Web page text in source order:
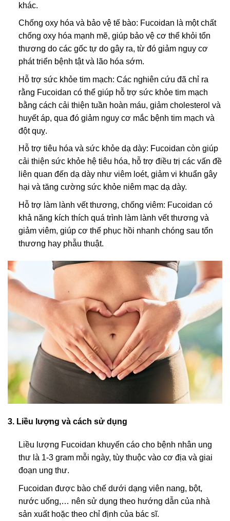
khác.
Chống oxy hóa và bảo vệ tế bào: Fucoidan là một chất
chống oxy hóa mạnh mẽ, giúp bảo vệ cơ thể khỏi tổn
thương do các gốc tự do gây ra, từ đó giảm nguy cơ
phát triển bệnh tật và lão hóa sớm.
Hỗ trợ sức khỏe tim mạch: Các nghiên cứu đã chỉ ra
rằng Fucoidan có thể giúp hỗ trợ sức khỏe tim mạch
bằng cách cải thiện tuần hoàn máu, giảm cholesterol và
huyết áp, qua đó giảm nguy cơ mắc bệnh tim mạch và
đột quỵ.
Hỗ trợ tiêu hóa và sức khỏe dạ dày: Fucoidan còn giúp
cải thiện sức khỏe hệ tiêu hóa, hỗ trợ điều trị các vấn đề
liên quan đến dạ dày như viêm loét, giảm vi khuẩn gây
hại và tăng cường sức khỏe niêm mạc dạ dày.
Hỗ trợ làm lành vết thương, chống viêm: Fucoidan có
khả năng kích thích quá trình làm lành vết thương và
giảm viêm, giúp cơ thể phục hồi nhanh chóng sau tổn
thương hay phẫu thuật.
3. Liều lượng và cách sử dụng
Liều lượng Fucoidan khuyến cáo cho bệnh nhân ung
thư là 1-3 gram mỗi ngày, tùy thuộc vào cơ địa và giai
đoạn ung thư.
Fucoidan được bào chế dưới dạng viên nang, bột,
nước uống,… nên sử dụng theo hướng dẫn của nhà
sản xuất hoặc theo chỉ định của bác sĩ.